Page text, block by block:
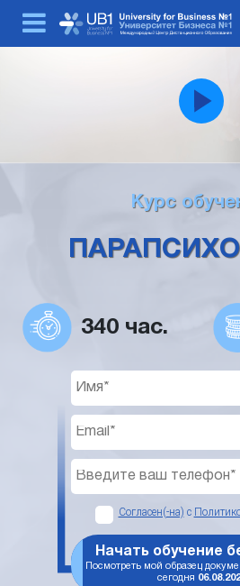
Курс
340 час.
Согласен(-на) с
Начать обучение
Посмотреть мой образец
сегодня